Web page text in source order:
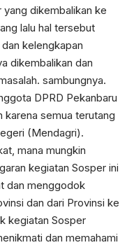
yang dikembalikan ke
lalu hal tersebut
kelengkapan
dikembalikan dan
sambungnya.
DPRD Pekanbaru
karena semua terutang
(Mendagri).
mana mungkin
kegiatan Sosper ini
dan menggodok
dan dari Provinsi ke
kegiatan Sosper
dan memahami